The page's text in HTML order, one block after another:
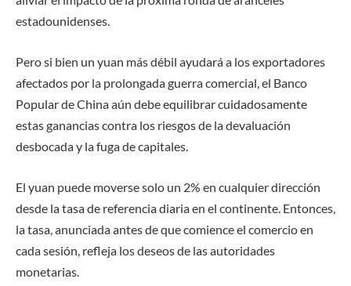
estadounidenses.
Pero si bien un yuan más débil ayudará a los exportadores
afectados por la prolongada guerra comercial, el Banco
Popular de China aún debe equilibrar cuidadosamente
estas ganancias contra los riesgos de la devaluación
desbocada y la fuga de capitales.
El yuan puede moverse solo un 2% en cualquier dirección
desde la tasa de referencia diaria en el continente. Entonces,
la tasa, anunciada antes de que comience el comercio en
cada sesión, refleja los deseos de las autoridades
monetarias.